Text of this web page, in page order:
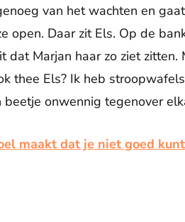
van het wachten en
open. Daar zit Els. Op de
dat Marjan haar zo ziet
thee Els? Ik heb
beetje onwennig tegenover
maakt dat je niet goed